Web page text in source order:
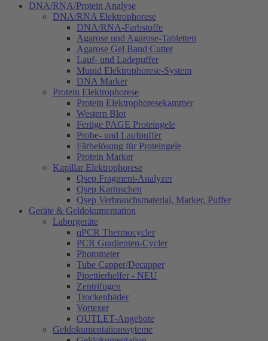
DNA/RNA/Protein Analyse
DNA/RNA Elektrophorese
DNA/RNA-Farbstoffe
Agarose und Agarose-Tabletten
Agarose Gel Band Cutter
Lauf- und Ladepuffer
Mupid Elektrophorese-System
DNA Marker
Protein Elektrophorese
Protein Elektrophoresekammer
Western Blot
Fertige PAGE Proteingele
Probe- und Laufpuffer
Färbelösung für Proteingele
Protein Marker
Kapillar Elektrophorese
Qsep Fragment-Analyzer
Qsep Kartuschen
Qsep Verbrauchsmaterial, Marker, Puffer
Geräte & Geldokumentation
Laborgeräte
qPCR Thermocycler
PCR Gradienten-Cycler
Photometer
Tube Capper/Decapper
Pipettierhelfer - NEU
Zentrifugen
Trockenbäder
Vortexer
OUTLET-Angebote
Geldokumentationssyteme